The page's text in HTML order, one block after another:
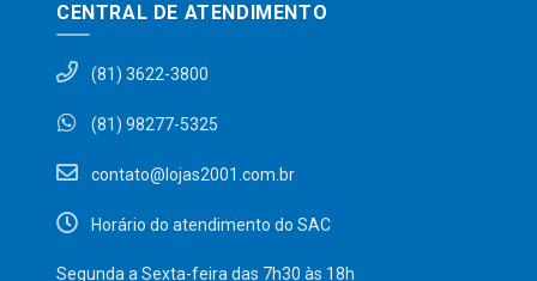
CENTRAL DE ATENDIMENTO
(81) 3622-3800
(81) 98277-5325
contato@lojas2001.com.br
Horário do atendimento do SAC
Segunda a Sexta-feira das 7h30 às 18h